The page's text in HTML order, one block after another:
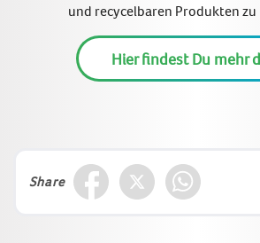
und recycelbaren Produkten
Hier findest Du mehr
Share